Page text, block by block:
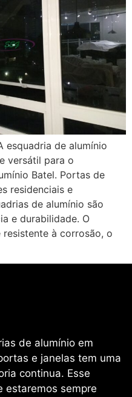
esquadria de alumínio
versátil para o
Batel. Portas de
residenciais e
de alumínio são
e durabilidade. O
à corrosão, o
de alumínio em
e janelas tem uma
continua. Esse
estaremos sempre